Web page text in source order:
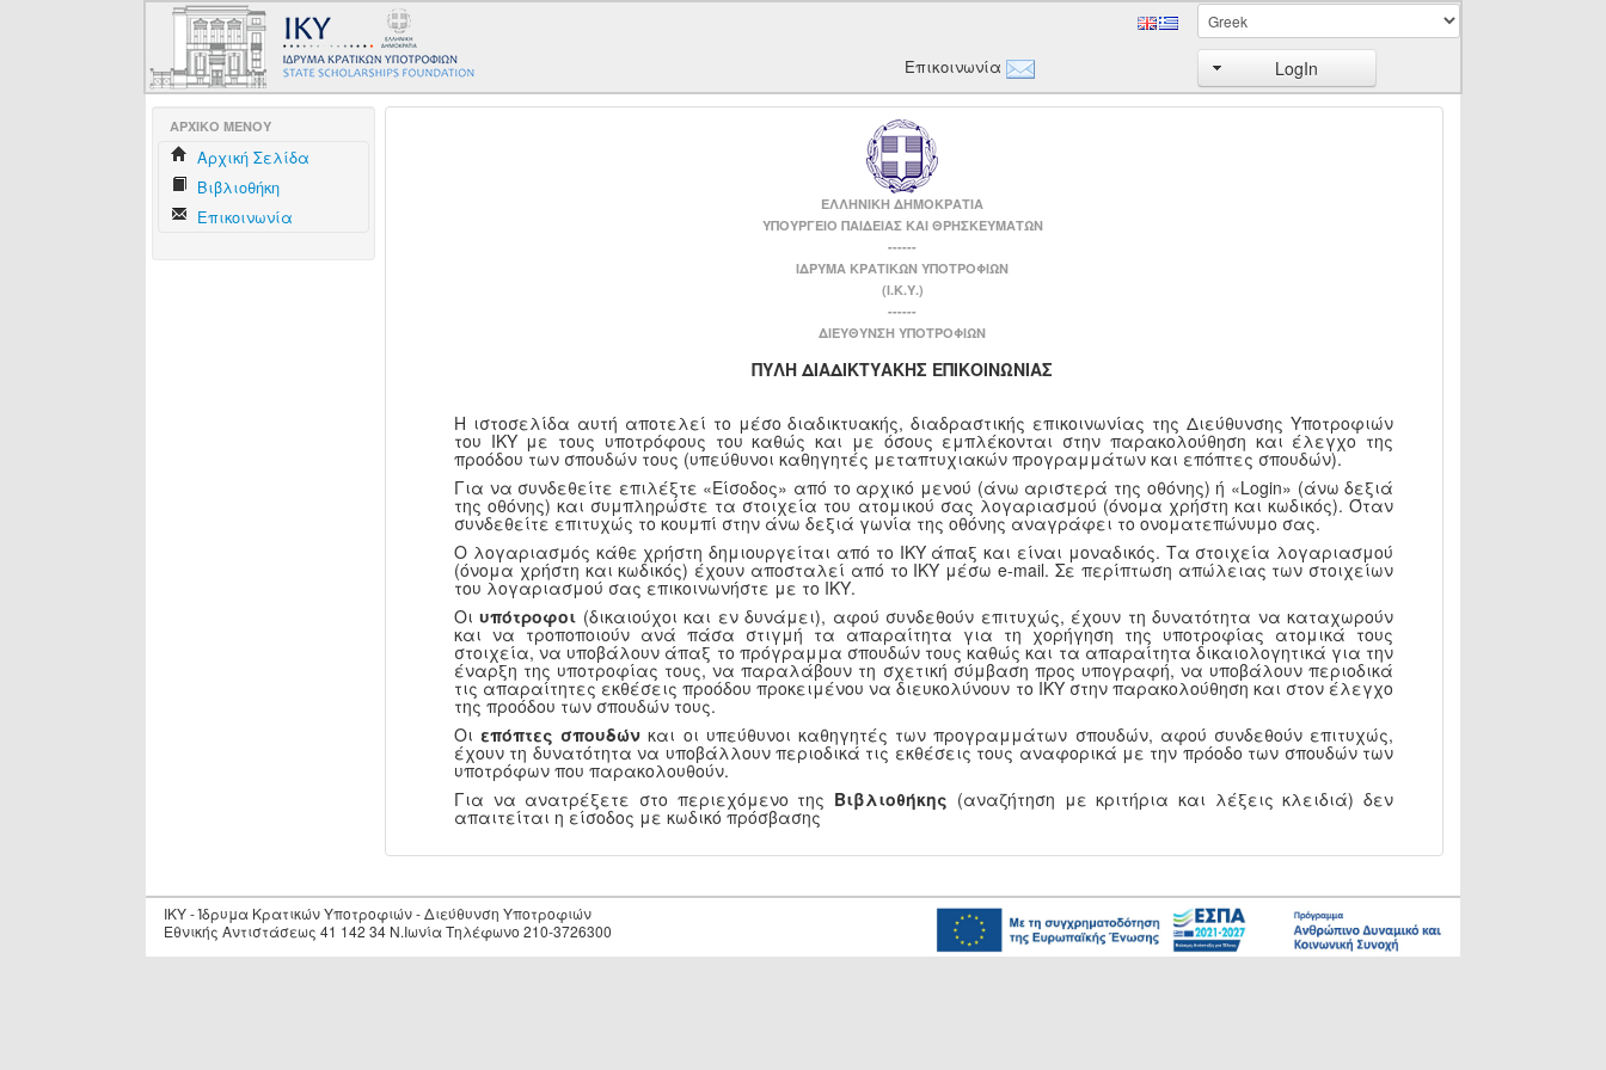
LogIn
Επικοινωνία
AΡΧΙΚΟ ΜΕΝΟΥ
Aρχική Σελίδα
Βιβλιοθήκη
Επικοινωνία
ΕΛΛΗΝΙΚΗ ΔΗΜΟΚΡΑΤΙΑ
ΥΠΟΥΡΓΕΙΟ ΠΑΙΔΕΙΑΣ ΚΑΙ ΘΡΗΣΚΕΥΜΑΤΩΝ
------
ΙΔΡΥΜΑ ΚΡΑΤΙΚΩΝ ΥΠΟΤΡΟΦΙΩΝ
(Ι.Κ.Υ.)
------
ΔΙΕΥΘΥΝΣΗ ΥΠΟΤΡΟΦΙΩΝ
ΠΥΛΗ ΔΙΑΔΙΚΤΥΑΚΗΣ ΕΠΙΚΟΙΝΩΝΙΑΣ
Η ιστοσελίδα αυτή αποτελεί το μέσο διαδικτυακής, διαδραστικής επικοινωνίας της Διεύθυνσης Υποτροφιών
του ΙΚΥ με τους υποτρόφους του καθώς και με όσους εμπλέκονται στην παρακολούθηση και έλεγχο της
προόδου των σπουδών τους (υπεύθυνοι καθηγητές μεταπτυχιακών προγραμμάτων και επόπτες σπουδών).
Για να συνδεθείτε επιλέξτε «Είσοδος» από το αρχικό μενού (άνω αριστερά της οθόνης) ή «Login» (άνω δεξιά
της οθόνης) και συμπληρώστε τα στοιχεία του ατομικού σας λογαριασμού (όνομα χρήστη και κωδικός). Όταν
συνδεθείτε επιτυχώς το κουμπί στην άνω δεξιά γωνία της οθόνης αναγράφει το ονοματεπώνυμο σας.
Ο λογαριασμός κάθε χρήστη δημιουργείται από το ΙΚΥ άπαξ και είναι μοναδικός. Τα στοιχεία λογαριασμού
(όνομα χρήστη και κωδικός) έχουν αποσταλεί από το ΙΚΥ μέσω e-mail. Σε περίπτωση απώλειας των στοιχείων
του λογαριασμού σας επικοινωνήστε με το ΙΚΥ.
Οιυπότροφοι (δικαιούχοι και εν δυνάμει), αφού συνδεθούν επιτυχώς, έχουν τη δυνατότητα να καταχωρούν
και να τροποποιούν ανά πάσα στιγμή τα απαραίτητα για τη χορήγηση της υποτροφίας ατομικά τους
στοιχεία, να υποβάλουν άπαξ το πρόγραμμα σπουδών τους καθώς και τα απαραίτητα δικαιολογητικά για την
έναρξη της υποτροφίας τους, να παραλάβουν τη σχετική σύμβαση προς υπογραφή, να υποβάλουν περιοδικά
τις απαραίτητες εκθέσεις προόδου προκειμένου να διευκολύνουν το ΙΚΥ στην παρακολούθηση και στον έλεγχο
της προόδου των σπουδών τους.
Οι επόπτες σπουδών και οι υπεύθυνοι καθηγητές των προγραμμάτων σπουδών, αφού συνδεθούν επιτυχώς,
έχουν τη δυνατότητα να υποβάλλουν περιοδικά τις εκθέσεις τους αναφορικά με την πρόοδο των σπουδών των
υποτρόφων που παρακολουθούν.
Για να ανατρέξετε στο περιεχόμενο της Βιβλιοθήκης (αναζήτηση με κριτήρια και λέξεις κλειδιά) δεν
απαιτείται η είσοδος με κωδικό πρόσβασης
IKY - Ίδρυμα Κρατικών Υποτροφιών - Διεύθυνση Υποτροφιών
Εθνικής Αντιστάσεως 41 142 34 Ν.Ιωνία Τηλέφωνο 210-3726300